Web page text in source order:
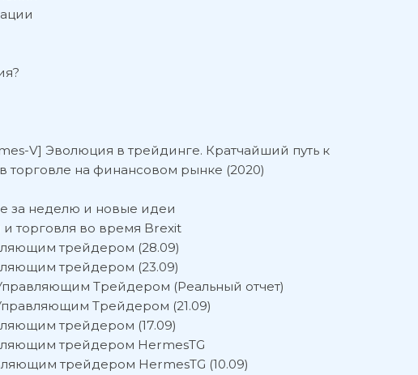
V] Эволюция в трейдинге. Кратчайший путь к
торговле на финансовом рынке (2020)
за неделю и новые идеи
торговля во время Brexit
трейдером (28.09)
трейдером (23.09)
Трейдером (Реальный отчет)
Трейдером (21.09)
трейдером (17.09)
трейдером HermesTG
трейдером HermesTG (10.09)